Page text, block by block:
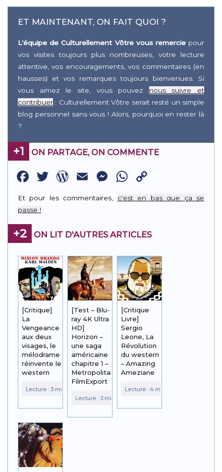
ET MAINTENANT, ON FAIT QUOI ?
L'équipe de Culturellement Vôtre vous remerciepour
vos visites toujours plus nombreuses, votre lecture
attentive, vos encouragements, vos commentaires (en
hausses) et vos remarques toujours bienvenues. Si
vous aimez le site, vous pouvez nous suivre et
contribuer : Culturellement Vôtre serait resté un simple
blog personnel sans vous ! Alors, pourquoi en rester là
?
+1 ON PARTAGE, ON COMMENTE
Facebook
Twitter
WordPress
EmailMessenger
WhatsApp
Link
Et pour les commentaires, c'est en bas que ça se
passe !
+2 ON LIT D'AUTRES ARTICLES
[Critique]
La
Vengeance
aux deux
visages, le
mélodrame
réinvente le
western
[Test – Blu-
ray 4K Ultra
HD]
Horizon –
une saga
américaine
chapitre 1 –
Metropolitan
FilmExport
[Critique
Livre]
Sergio
Leone, La
Révolution
du western
– Amazing
Ameziane